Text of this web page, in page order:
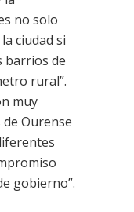
no solo
ciudad si
barrios de
rural”.
muy
Ourense
gobierno”.